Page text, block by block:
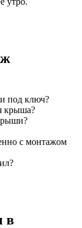
под ключ?
крыша?
с монтажом
в